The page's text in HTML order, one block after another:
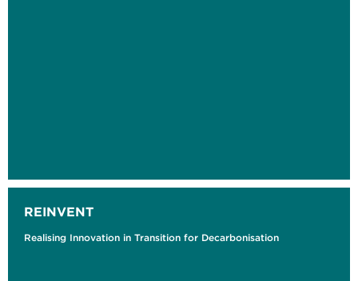
REINVENT
Realising Innovation in Transition for Decarbonisation